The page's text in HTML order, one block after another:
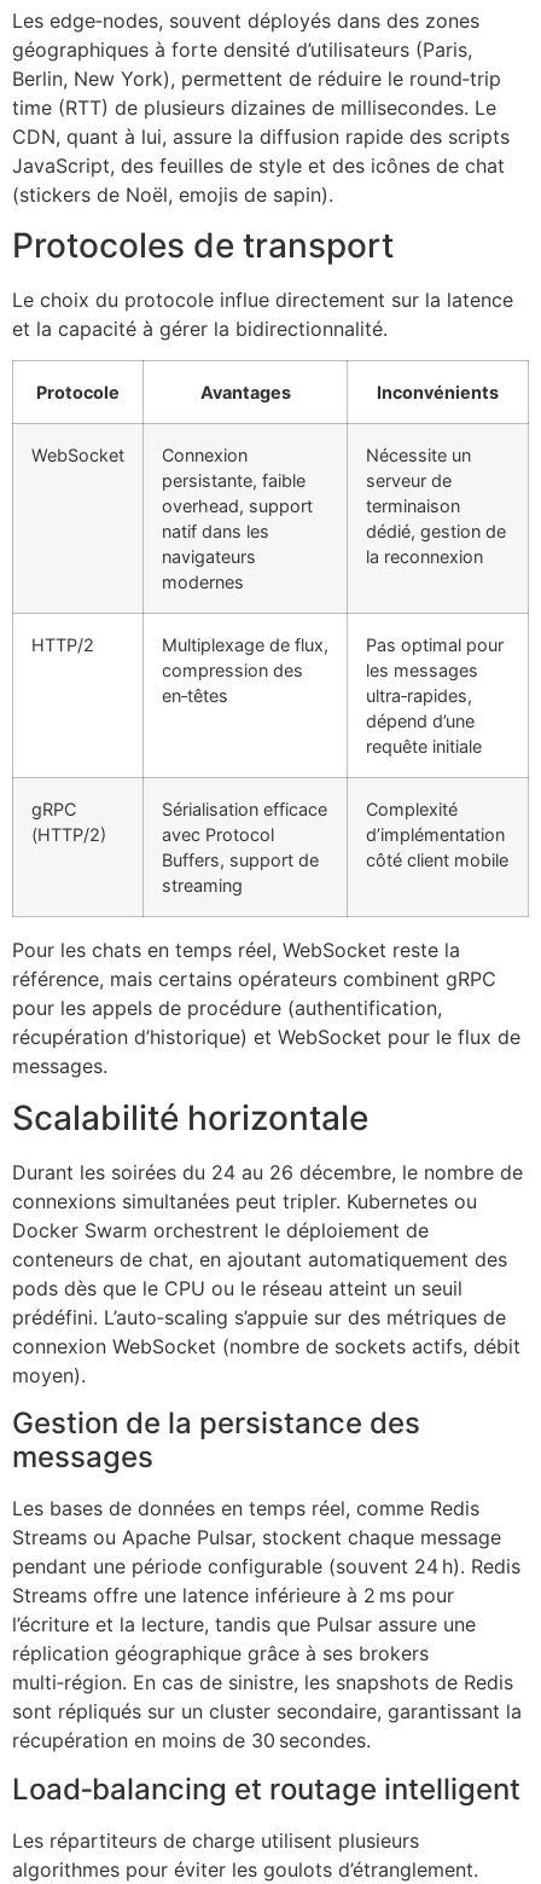
Les edge‑nodes, souvent déployés dans des zones
géographiques à forte densité d’utilisateurs (Paris,
Berlin, New York), permettent de réduire le round‑trip
time (RTT) de plusieurs dizaines de millisecondes. Le
CDN, quant à lui, assure la diffusion rapide des scripts
JavaScript, des feuilles de style et des icônes de chat
(stickers de Noël, emojis de sapin).
Protocoles de transport
Le choix du protocole influe directement sur la latence
et la capacité à gérer la bidirectionnalité.
Protocole Avantages Inconvénients
WebSocket
Connexion
persistante, faible
overhead, support
natif dans les
navigateurs
modernes
Nécessite un
serveur de
terminaison
dédié, gestion de
la reconnexion
HTTP/2
Multiplexage de flux,
compression des
en‑têtes
Pas optimal pour
les messages
ultra‑rapides,
dépend d’une
requête initiale
gRPC
(HTTP/2)
Sérialisation efficace
avec Protocol
Buffers, support de
streaming
Complexité
d’implémentation
côté client mobile
Pour les chats en temps réel, WebSocket reste la
référence, mais certains opérateurs combinent gRPC
pour les appels de procédure (authentification,
récupération d’historique) et WebSocket pour le flux de
messages.
Scalabilité horizontale
Durant les soirées du 24 au 26 décembre, le nombre de
connexions simultanées peut tripler. Kubernetes ou
Docker Swarm orchestrent le déploiement de
conteneurs de chat, en ajoutant automatiquement des
pods dès que le CPU ou le réseau atteint un seuil
prédéfini. L’auto‑scaling s’appuie sur des métriques de
connexion WebSocket (nombre de sockets actifs, débit
moyen).
Gestion de la persistance des
messages
Les bases de données en temps réel, comme Redis
Streams ou Apache Pulsar, stockent chaque message
pendant une période configurable (souvent 24 h). Redis
Streams offre une latence inférieure à 2 ms pour
l’écriture et la lecture, tandis que Pulsar assure une
réplication géographique grâce à ses brokers
multi‑région. En cas de sinistre, les snapshots de Redis
sont répliqués sur un cluster secondaire, garantissant la
récupération en moins de 30 secondes.
Load‑balancing et routage intelligent
Les répartiteurs de charge utilisent plusieurs
algorithmes pour éviter les goulots d’étranglement.